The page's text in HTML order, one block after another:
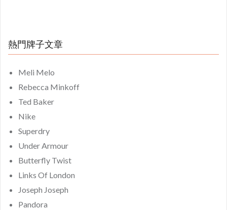
熱門牌子文章
Meli Melo
Rebecca Minkoff
Ted Baker
Nike
Superdry
Under Armour
Butterfly Twist
Links Of London
Joseph Joseph
Pandora